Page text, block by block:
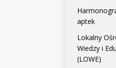
aptek
Lokalny
Wiedzy i
(LOWE)